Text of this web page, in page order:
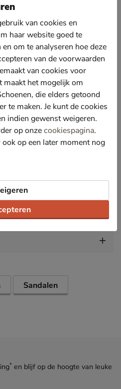
te denken uit het
welke variant ga jij dit
met verstelbare band om de
wens aan te passen.
en slijtvaste
Flor®, dit is met een
gemaakt.
anatomische gevormd
biedt aan de voetboog. De
goed op zijn plek
tot zijn recht komt.
zool en kurken-
Sandalen
* en blijf op de hoogte van leuke
van cookies en
haar website goed te
om te analyseren hoe deze
van de voorwaarden
van cookies voor
maakt het mogelijk om
die elders getoond
te maken. Je kunt de cookies
indien gewenst weigeren.
op onzecookiespagina.
op een later moment nog